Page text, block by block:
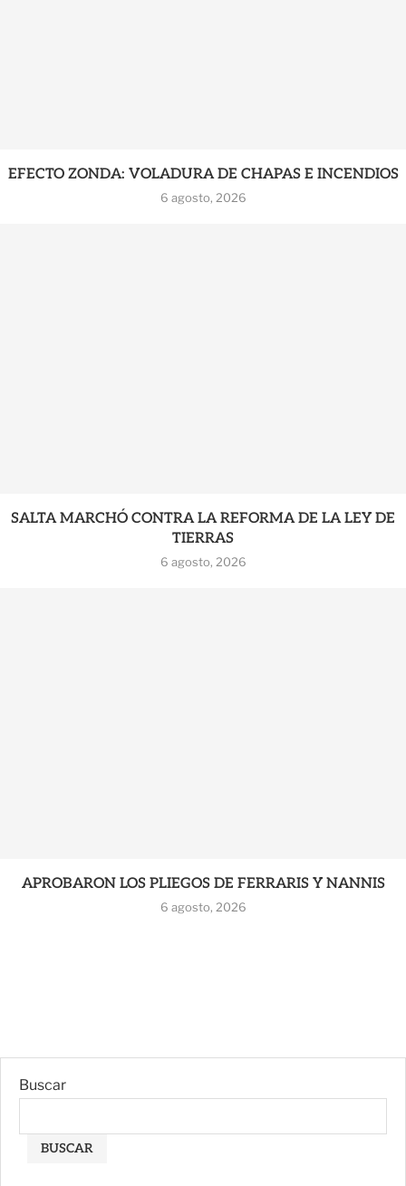
EFECTO ZONDA: VOLADURA DE CHAPAS E INCENDIOS
6 agosto, 2026
SALTA MARCHÓ CONTRA LA REFORMA DE LA LEY DE
TIERRAS
6 agosto, 2026
APROBARON LOS PLIEGOS DE FERRARIS Y NANNIS
6 agosto, 2026
Buscar
BUSCAR